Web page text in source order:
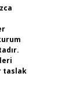
taslak